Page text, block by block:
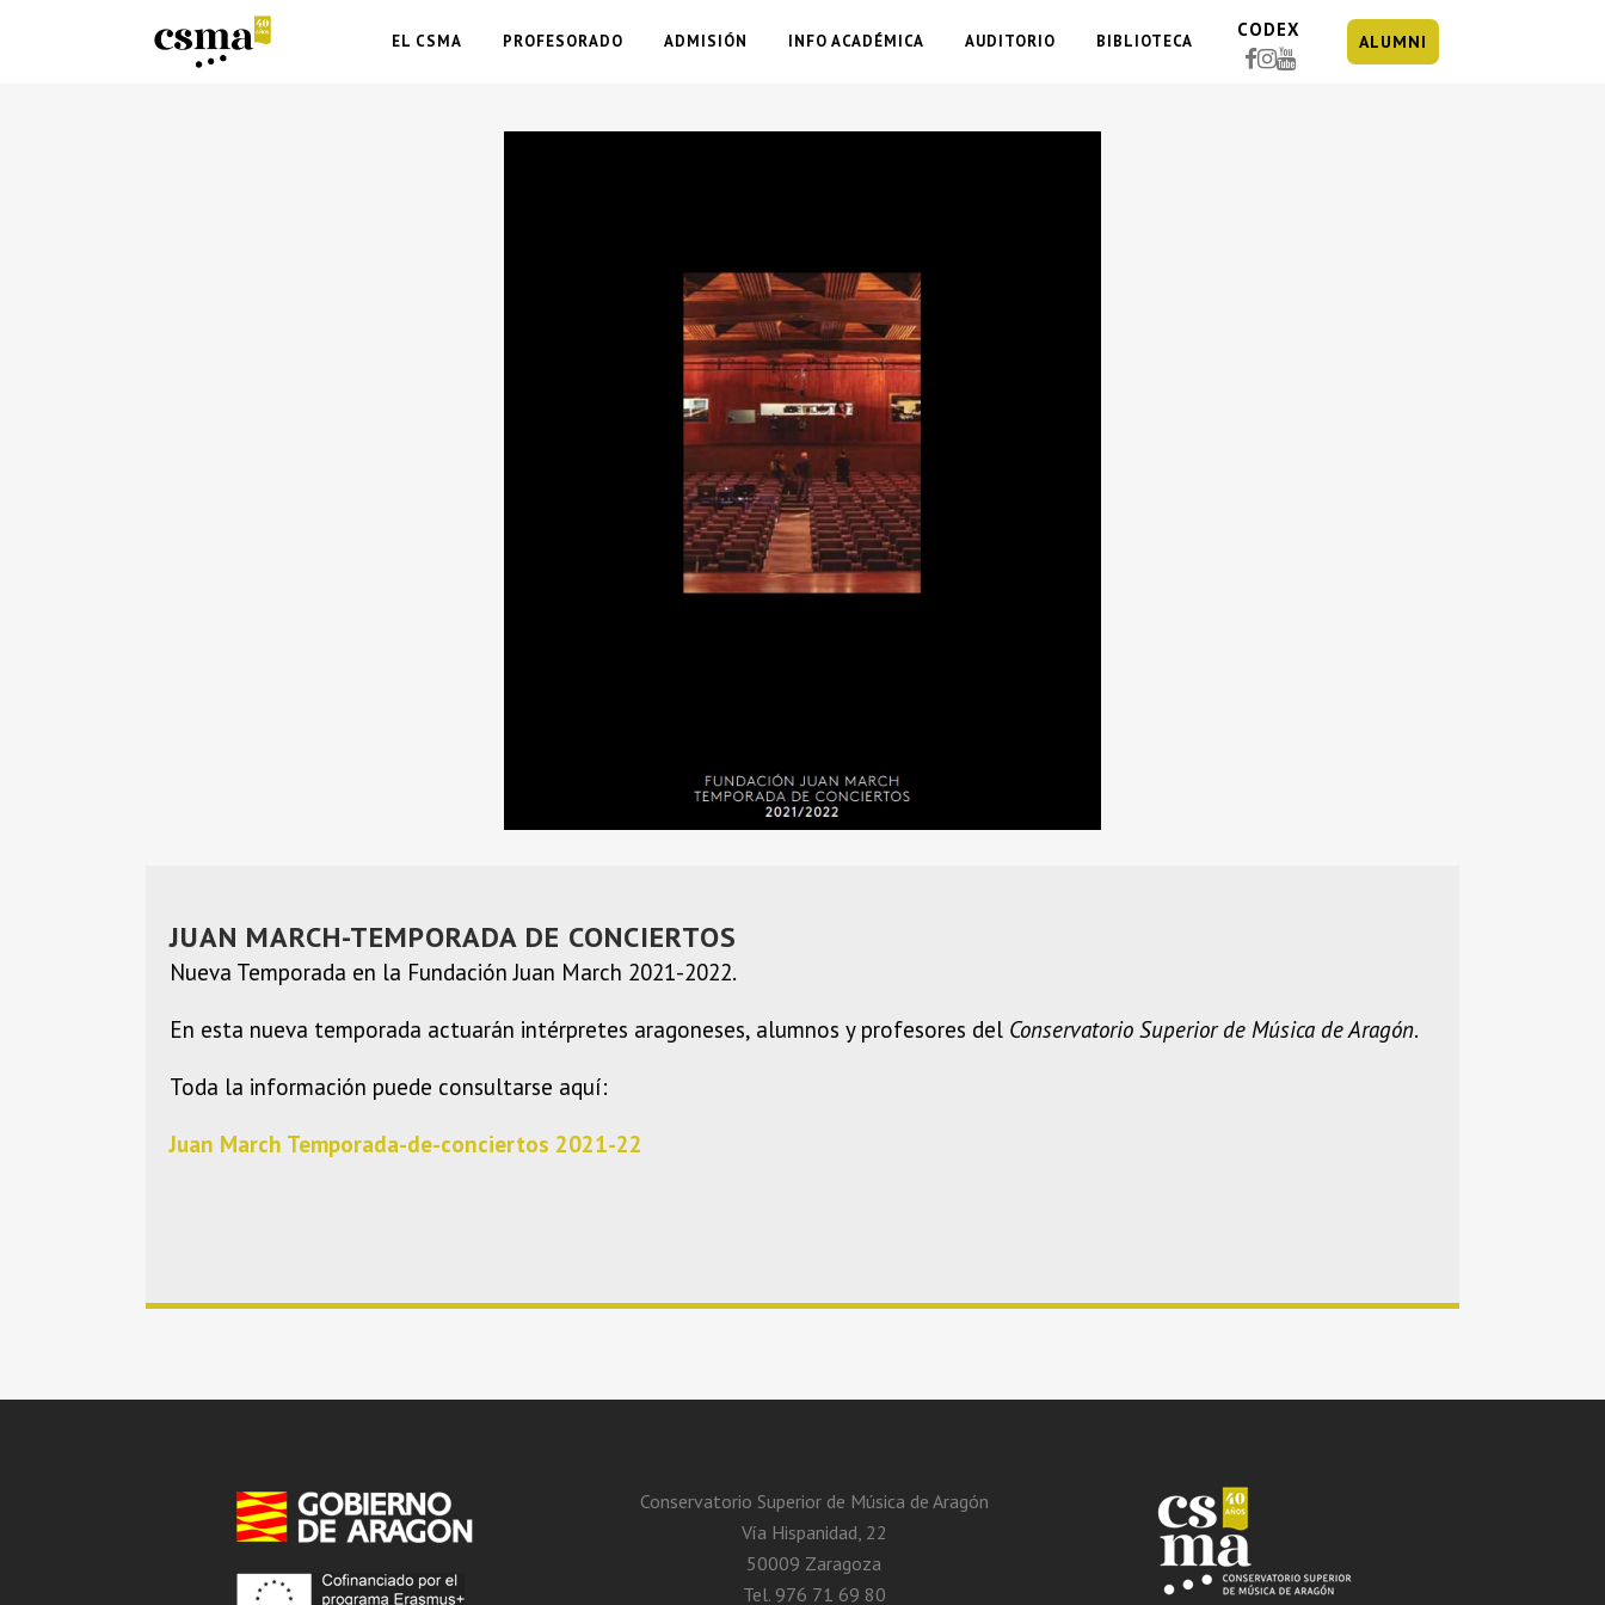
EL CSMA PROFESORADO ADMISIÓN INFO ACADÉMICA AUDITORIO BIBLIOTECA
CODEX
ALUMNI
JUAN MARCH-TEMPORADA DE CONCIERTOS
Nueva Temporada en la Fundación Juan March 2021-2022.
En esta nueva temporada actuarán intérpretes aragoneses, alumnos y profesores del Conservatorio Superior de Música de Aragón.
Toda la información puede consultarse aquí:
Juan March Temporada-de-conciertos 2021-22
Conservatorio Superior de Música de Aragón
Vía Hispanidad, 22
50009 Zaragoza
Tel. 976 71 69 80